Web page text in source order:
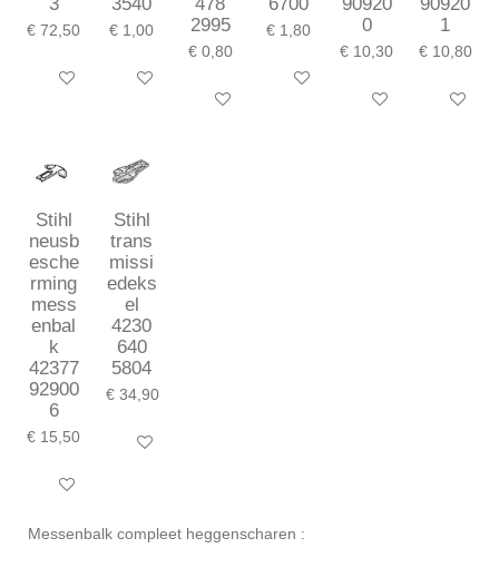
€ 72,50
In winkelwagen
€ 1,00
In winkelwagen
2995
€ 0,80
In winkelwagen
€ 1,80
In winkelwagen
0
€ 10,30
In winkelwagen
1
€ 10,80
In
Stihl
neusb
esche
rming
mess
enbal
k
42377
92900
6
€ 15,50
In winkelwagen
Stihl
trans
missi
edeks
el
4230
640
5804
€ 34,90
In winkelwagen
Messenbalk compleet heggenscharen :